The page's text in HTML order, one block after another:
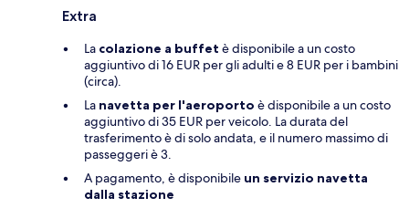
Extra
La colazione a buffet è disponibile a un costo
aggiuntivo di 16 EUR per gli adulti e 8 EUR per i bambini
(circa).
La navetta per l'aeroporto è disponibile a un costo
aggiuntivo di 35 EUR per veicolo. La durata del
trasferimento è di solo andata, e il numero massimo di
passeggeri è 3.
A pagamento, è disponibile un servizio navetta
dalla stazione